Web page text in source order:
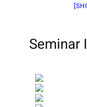
Seminar